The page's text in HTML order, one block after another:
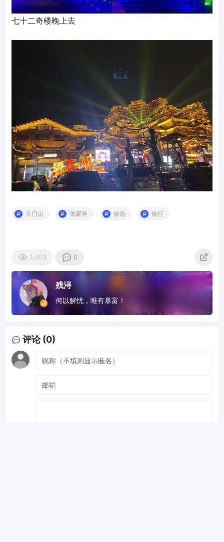
七十二奇楼晚上去
天门山 张家界 旅游 旅行
1,403 0
残浔
何以解忧，唯有暴富！
评论 (0)